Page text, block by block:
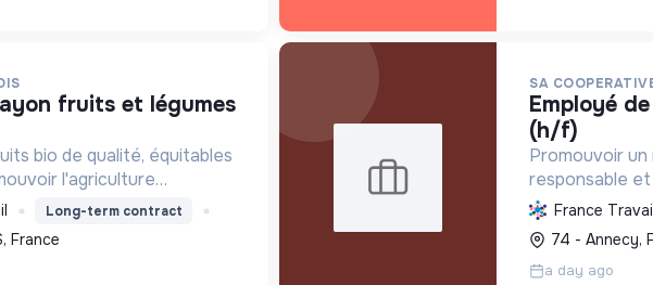
bio de qualité, équitables
l'agriculture
l'insertion sociale et
écologique pour une
Long-term contract
France
SA
employé de vente polyvalent
(h/f)
Promouvoir
responsable
et équitables,
en soutenant
France
74 - Annecy,
a day ago